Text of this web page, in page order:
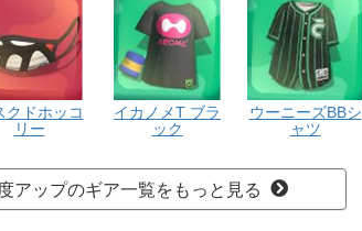
クドホッコ
リー
イカノメT ブラ
ック
ウーニーズBBシ
ャツ
アップのギア一覧をもっと見る